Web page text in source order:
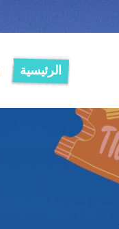
الرئيسية